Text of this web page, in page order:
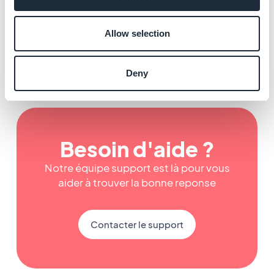
Allow selection
Deny
stocks
En savoir plus→
Besoin d'aide ?
Notre équipe support est là pour vous
aider à trouver la bonne reponse
Contacter le support